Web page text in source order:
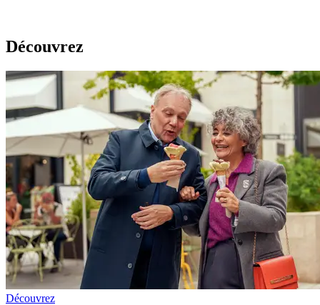
Découvrez
Découvrez